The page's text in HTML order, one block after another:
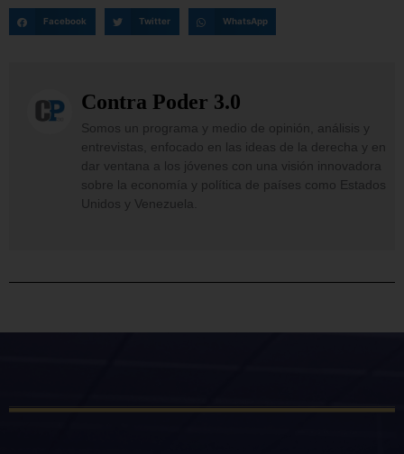
Facebook Twitter WhatsApp
Contra Poder 3.0
Somos un programa y medio de opinión, análisis y
entrevistas, enfocado en las ideas de la derecha y en
dar ventana a los jóvenes con una visión innovadora
sobre la economía y política de países como Estados
Unidos y Venezuela.